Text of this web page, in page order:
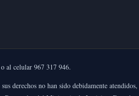
al celular 967 317 946.
derechos no han sido debidamente atendidos,